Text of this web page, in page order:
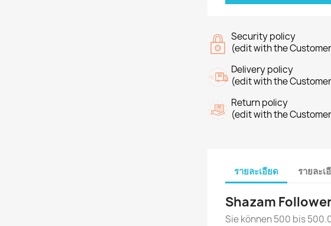
Security policy
(edit with the
Delivery policy
(edit with the
Return policy
(edit with the
รายละเอียด รายละ
Shazam
Sie können 500 bis